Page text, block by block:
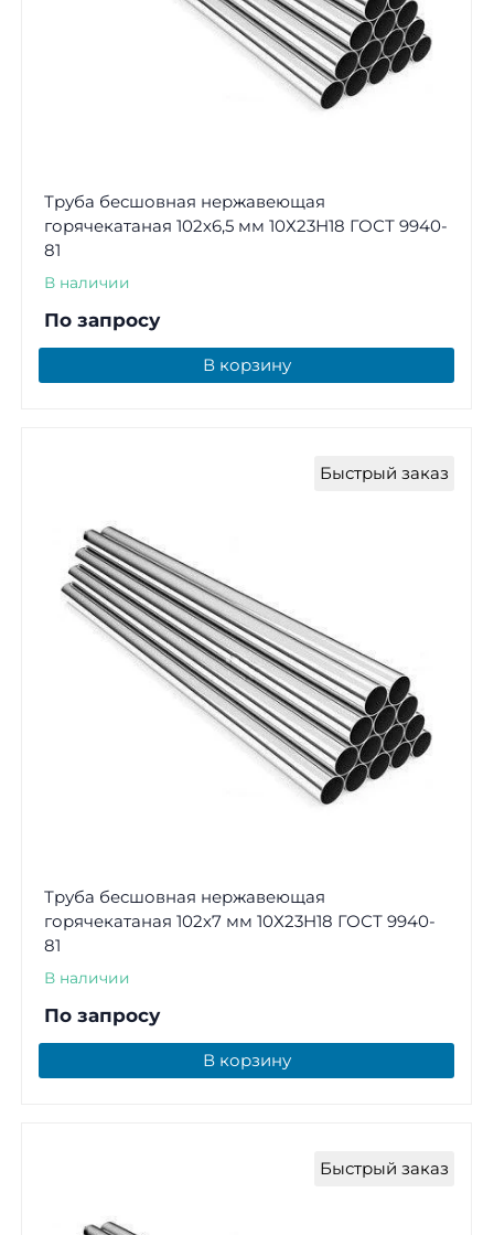
Труба бесшовная нержавеющая
горячекатаная 102х6,5 мм 10Х23Н18 ГОСТ 9940-
81
В наличии
По запросу
В корзину
Быстрый заказ
Труба бесшовная нержавеющая
горячекатаная 102х7 мм 10Х23Н18 ГОСТ 9940-
81
В наличии
По запросу
В корзину
Быстрый заказ